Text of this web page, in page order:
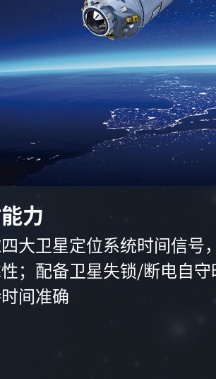
力
大卫星定位系统时间信号
；配备卫星失锁/断电自
间准确